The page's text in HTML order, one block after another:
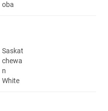
oba
Saskat
chewa
n
White